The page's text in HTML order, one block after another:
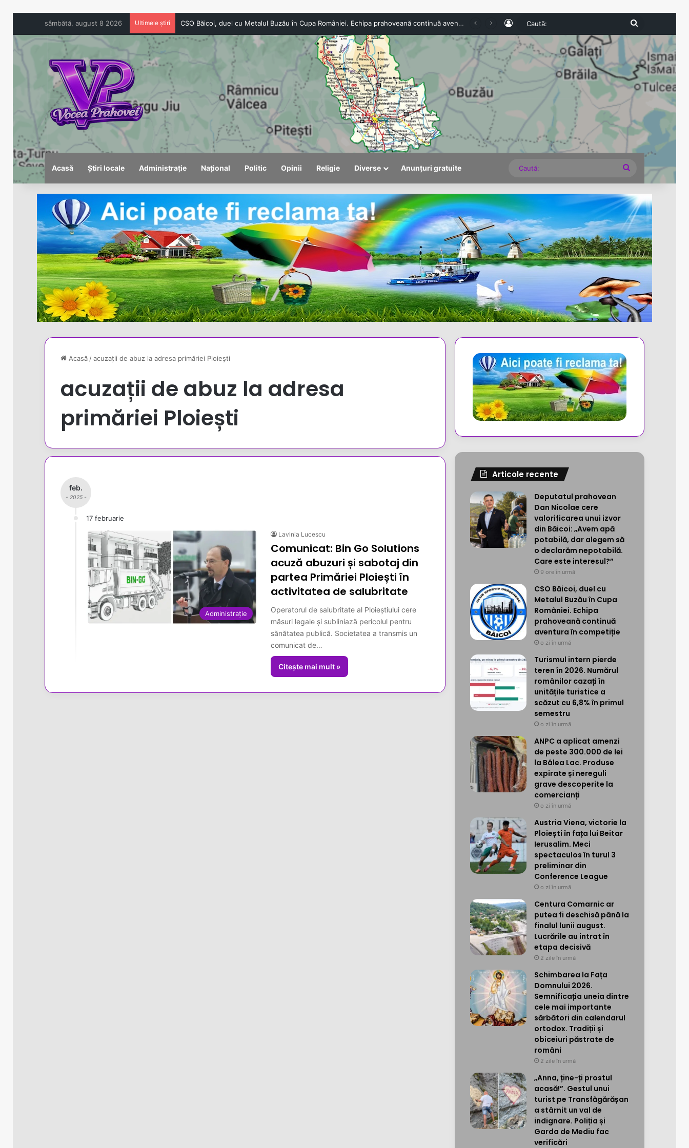
sâmbătă, august 8 2026 Ultimele știri CSO Băicoi, duel cu Metalul Buzău în Cupa României. Echipa prahoveană continuă aventura în competiție Log In Caută:
Acasă Știri locale Administrație Național Politic Opinii Religie Diverse Anunțuri gratuite Caută:
Acasă /acuzații de abuz la adresa primăriei Ploiești
acuzații de abuz la adresa
primăriei Ploiești
feb.
- 2025 -
17 februarie
Administrație
Lavinia Lucescu
Comunicat: Bin Go Solutions
acuză abuzuri și sabotaj din
partea Primăriei Ploiești în
activitatea de salubritate
Operatorul de salubritate al Ploieștiului cere
măsuri legale și subliniază pericolul pentru
sănătatea publică. Societatea a transmis un
comunicat de…
Citește mai mult »
Articole recente
Deputatul prahovean
Dan Nicolae cere
valorificarea unui izvor
din Băicoi: „Avem apă
potabilă, dar alegem să
o declarăm nepotabilă.
Care este interesul?”
9 ore în urmă
CSO Băicoi, duel cu
Metalul Buzău în Cupa
României. Echipa
prahoveană continuă
aventura în competiție
o zi în urmă
Turismul intern pierde
teren în 2026. Numărul
românilor cazați în
unitățile turistice a
scăzut cu 6,8% în primul
semestru
o zi în urmă
ANPC a aplicat amenzi
de peste 300.000 de lei
la Bâlea Lac. Produse
expirate și nereguli
grave descoperite la
comercianți
o zi în urmă
Austria Viena, victorie la
Ploiești în fața lui Beitar
Ierusalim. Meci
spectaculos în turul 3
preliminar din
Conference League
o zi în urmă
Centura Comarnic ar
putea fi deschisă până la
finalul lunii august.
Lucrările au intrat în
etapa decisivă
2 zile în urmă
Schimbarea la Fața
Domnului 2026.
Semnificația uneia dintre
cele mai importante
sărbători din calendarul
ortodox. Tradiții și
obiceiuri păstrate de
români
2 zile în urmă
„Anna, ține-ți prostul
acasă!”. Gestul unui
turist pe Transfăgărășan
a stârnit un val de
indignare. Poliția și
Garda de Mediu fac
verificări